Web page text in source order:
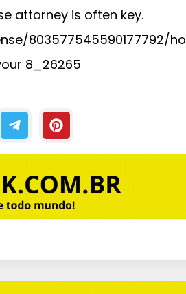
attorney is often key.
803577545590177792/ho
8_26265